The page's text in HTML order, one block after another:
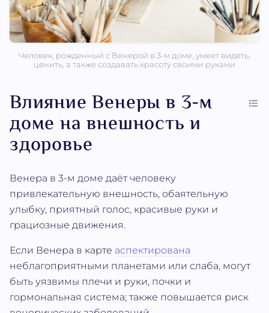
Человек, рожденный с Венерой в 3-м доме, умеет видеть,
ценить, а также создавать красоту своими руками
Влияние Венеры в 3-м
доме на внешность и
здоровье
Венера в 3-м доме даёт человеку
привлекательную внешность, обаятельную
улыбку, приятный голос, красивые руки и
грациозные движения.
Если Венера в карте аспектирована
неблагоприятными планетами или слаба, могут
быть уязвимы плечи и руки, почки и
гормональная система; также повышается риск